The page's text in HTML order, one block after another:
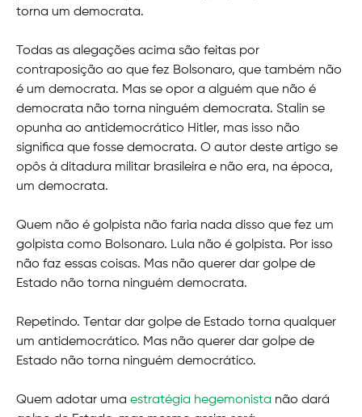
torna um democrata.
Todas as alegações acima são feitas por
contraposição ao que fez Bolsonaro, que também não
é um democrata. Mas se opor a alguém que não é
democrata não torna ninguém democrata. Stalin se
opunha ao antidemocrático Hitler, mas isso não
significa que fosse democrata. O autor deste artigo se
opôs à ditadura militar brasileira e não era, na época,
um democrata.
Quem não é golpista não faria nada disso que fez um
golpista como Bolsonaro. Lula não é golpista. Por isso
não faz essas coisas. Mas não querer dar golpe de
Estado não torna ninguém democrata.
Repetindo. Tentar dar golpe de Estado torna qualquer
um antidemocrático. Mas não querer dar golpe de
Estado não torna ninguém democrático.
Quem adotar uma estratégia hegemonista não dará